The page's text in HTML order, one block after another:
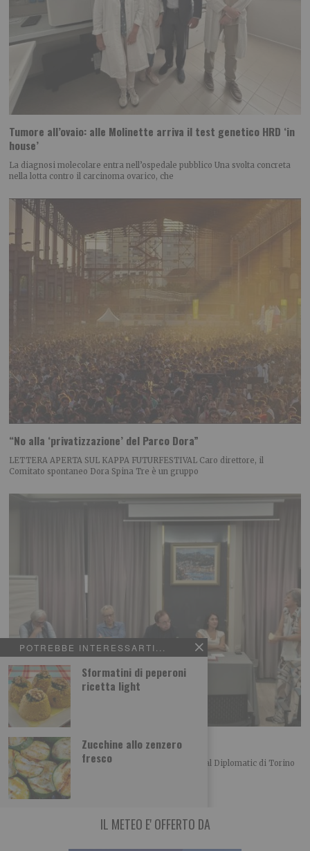
POTREBBE INTERESSARTI...
Sformatini di peperoni
ricetta light
Zucchine allo zenzero
fresco
Tumore all’ovaio: alle Molinette arriva il test genetico HRD ‘in
house’
La diagnosi molecolare entra nell’ospedale pubblico Una svolta concreta
nella lotta contro il carcinoma ovarico, che
“No alla ‘privatizzazione’ del Parco Dora”
LETTERA APERTA SUL KAPPA FUTURFESTIVAL Caro direttore, il
Comitato spontaneo Dora Spina Tre è un gruppo
L’importanza del centro in politica
Merlo, Nallo e Giachino a confronto Bel convegno al Diplomatic di Torino
organizzato dalla UDC torinese
IL METEO E' OFFERTO DA